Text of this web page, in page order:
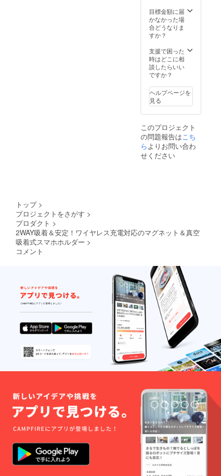
目標金額に届
かなかった場
合どうなりま
すか？
支援で困った
時はどこに相
談したらいい
ですか？
ヘルプページを
見る
このプロジェクト
の問題報告はこち
ら よりお問い合わ
せください
トップ >
プロジェクトをさがす >
プロダクト >
2WAY吸着＆安定！ワイヤレス充電対応のマグネット＆真空
吸着式スマホホルダー >
コメント